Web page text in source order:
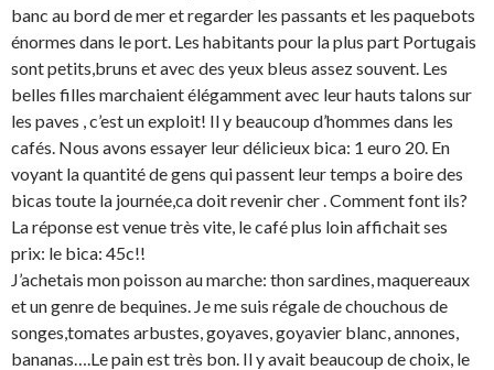
banc au bord de mer et regarder les passants et les paquebots
énormes dans le port. Les habitants pour la plus part Portugais
sont petits,bruns et avec des yeux bleus assez souvent. Les
belles filles marchaient élégamment avec leur hauts talons sur
les paves , c’est un exploit! Il y beaucoup d’hommes dans les
cafés. Nous avons essayer leur délicieux bica: 1 euro 20. En
voyant la quantité de gens qui passent leur temps a boire des
bicas toute la journée,ca doit revenir cher . Comment font ils?
La réponse est venue très vite, le café plus loin affichait ses
prix: le bica: 45c!!
J’achetais mon poisson au marche: thon sardines, maquereaux
et un genre de bequines. Je me suis régale de chouchous de
songes,tomates arbustes, goyaves, goyavier blanc, annones,
bananas….Le pain est très bon. Il y avait beaucoup de choix, le